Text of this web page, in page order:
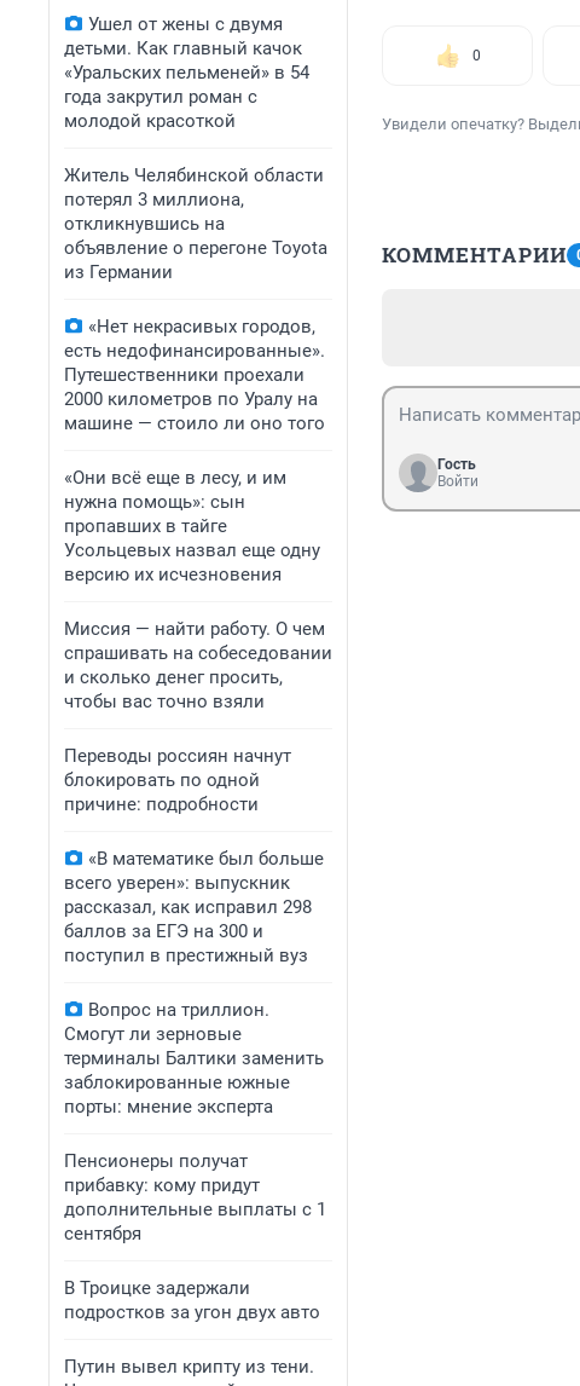
Ушел от жены с двумя
детьми. Как главный качок
«Уральских пельменей» в 54
года закрутил роман с
молодой красоткой
Житель Челябинской области
потерял 3 миллиона,
откликнувшись на
объявление о перегоне Toyota
из Германии
«Нет некрасивых городов,
есть недофинансированные».
Путешественники проехали
2000 километров по Уралу на
машине — стоило ли оно того
«Они всё еще в лесу, и им
нужна помощь»: сын
пропавших в тайге
Усольцевых назвал еще одну
версию их исчезновения
Миссия — найти работу. О чем
спрашивать на собеседовании
и сколько денег просить,
чтобы вас точно взяли
Переводы россиян начнут
блокировать по одной
причине: подробности
«В математике был больше
всего уверен»: выпускник
рассказал, как исправил 298
баллов за ЕГЭ на 300 и
поступил в престижный вуз
Вопрос на триллион.
Смогут ли зерновые
терминалы Балтики заменить
заблокированные южные
порты: мнение эксперта
Пенсионеры получат
прибавку: кому придут
дополнительные выплаты с 1
сентября
В Троицке задержали
подростков за угон двух авто
Путин вывел крипту из тени.
0
Увидели опечатку?
КОММЕНТАРИИ
Гость
Войти